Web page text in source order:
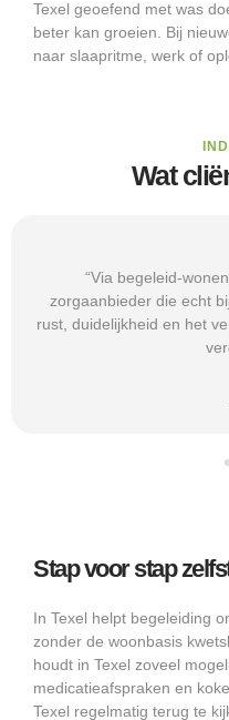
Texel geoefend met was
beter kan groeien. Bij
naar slaapritme, werk of
Wat
“Via begeleid-
zorgaanbieder die echt
rust, duidelijkheid en het
Stap voor stap
In Texel helpt begeleiding
zonder de woonbasis
houdt in Texel zoveel
medicatieafspraken en
Texel regelmatig terug te